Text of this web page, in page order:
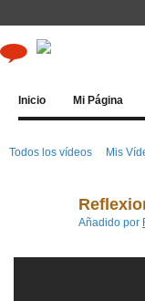
Inicio Mi Página
Todos los vídeos Mis
Añadido por